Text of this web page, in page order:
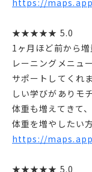
https://
★★★★★ 5.0
1ヶ月ほど前から
レーニングメニュ
サポートしてくれ
しい学びがありモ
体重も増えてきて
体重を増やしたい
https://
★★★★★ 5.0